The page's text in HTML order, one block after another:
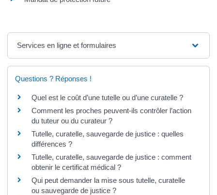
Services en ligne et formulaires
Questions ? Réponses !
Quel est le coût d’une tutelle ou d’une curatelle ?
Comment les proches peuvent-ils contrôler l’action
du tuteur ou du curateur ?
Tutelle, curatelle, sauvegarde de justice : quelles
différences ?
Tutelle, curatelle, sauvegarde de justice : comment
obtenir le certificat médical ?
Qui peut demander la mise sous tutelle, curatelle
ou sauvegarde de justice ?